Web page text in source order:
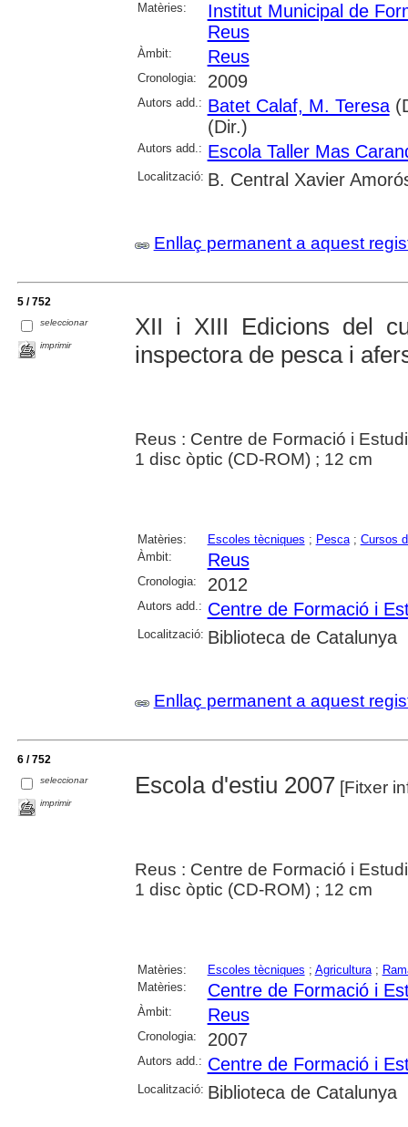
Matèries:
Institut Municipal de
Reus
Àmbit: Reus
Cronologia: 2009
Autors add.: Batet Calaf, M. Teresa
(Dir.)
Autors add.: Escola Taller Mas
Localització: B. Central Xavier
Enllaç permanent a aquest
5 / 752
seleccionar
imprimir
XII i XIII Edicions del
inspectora de pesca i
Reus : Centre de Formació i
1 disc òptic (CD-ROM) ; 12 cm
Matèries: Escoles tècniques ; Pesca; Cursos
Àmbit:
Reus
Cronologia: 2012
Autors add.: Centre de Formació i
Localització: Biblioteca de Catalunya
Enllaç permanent a aquest
6 / 752
seleccionar
imprimir
Escola d'estiu 2007 [Fitxer
Reus : Centre de Formació i
1 disc òptic (CD-ROM) ; 12 cm
Matèries: Escoles tècniques ; Agricultura;
Matèries:
Centre de Formació i
Àmbit: Reus
Cronologia: 2007
Autors add.: Centre de Formació i
Localització: Biblioteca de Catalunya